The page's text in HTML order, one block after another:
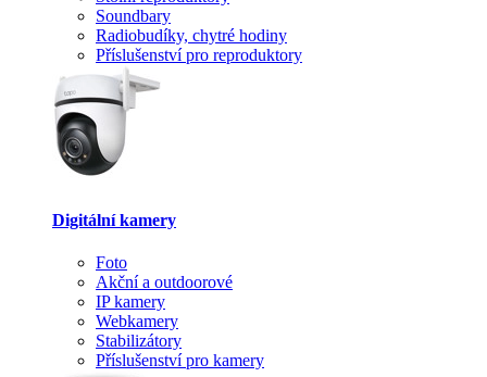
Soundbary
Radiobudíky, chytré hodiny
Příslušenství pro reproduktory
Digitální kamery
Foto
Akční a outdoorové
IP kamery
Webkamery
Stabilizátory
Příslušenství pro kamery